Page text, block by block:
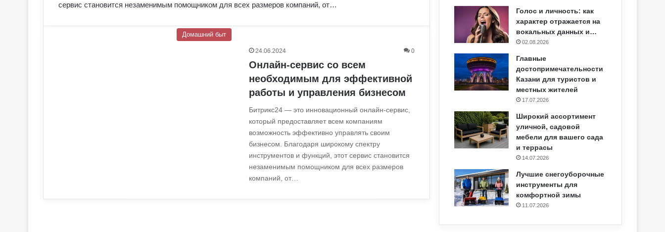
сервис становится незаменимым помощником для всех размеров компаний, от…
Домашний быт
24.06.2024 0
Онлайн-сервис со всем
необходимым для эффективной
работы и управления бизнесом
Битрикс24 — это инновационный онлайн-сервис,
который предоставляет всем компаниям
возможность эффективно управлять своим
бизнесом. Благодаря широкому спектру
инструментов и функций, этот сервис становится
незаменимым помощником для всех размеров
компаний, от…
Голос и личность: как
характер отражается на
вокальных данных и…
02.08.2026
Главные
достопримечательности
Казани для туристов и
местных жителей
17.07.2026
Широкий ассортимент
уличной, садовой
мебели для вашего сада
и террасы
14.07.2026
Лучшие снегоуборочные
инструменты для
комфортной зимы
11.07.2026